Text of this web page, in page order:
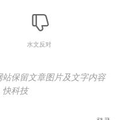
水文反对
保留文章图片及文字内容
科技